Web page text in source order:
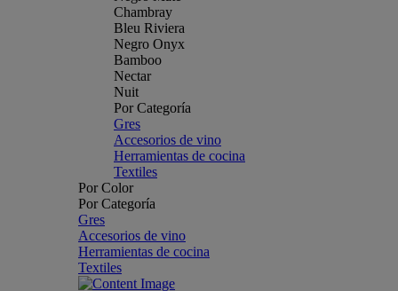
Chambray
Bleu Riviera
Negro Onyx
Bamboo
Nectar
Nuit
Por Categoría
Gres
Accesorios de vino
Herramientas de cocina
Textiles
Por Color
Por Categoría
Gres
Accesorios de vino
Herramientas de cocina
Textiles